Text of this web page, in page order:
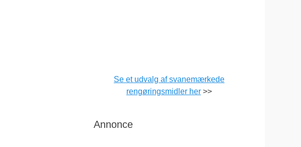
Se et udvalg af svanemærkede
rengøringsmidler her >>
Annonce